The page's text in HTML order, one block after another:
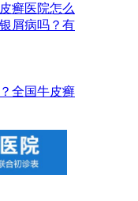
癣医院怎么
屑病吗？有
全国牛皮癣